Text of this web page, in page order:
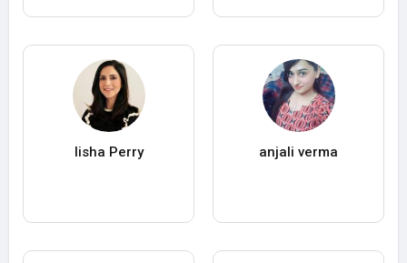
lisha Perry anjali verma